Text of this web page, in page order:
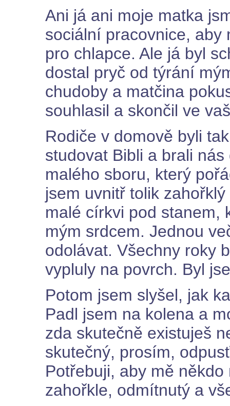
Ani já ani moje matka
sociální pracovnice, aby
pro chlapce. Ale já byl
dostal pryč od týrání
chudoby a matčina
souhlasil a skončil ve
Rodiče v domově byli
studovat Bibli a brali
malého sboru, který
jsem uvnitř tolik
malé církvi pod stanem,
mým srdcem. Jednou
odolávat. Všechny roky
vypluly na povrch. Byl
Potom jsem slyšel, jak
Padl jsem na kolena a
zda skutečně existuješ
skutečný, prosím,
Potřebuji, aby mě
zahořkle, odmítnutý a